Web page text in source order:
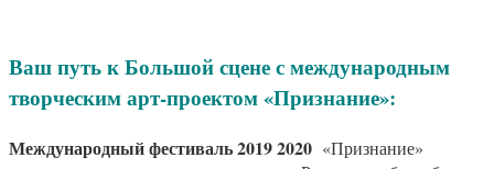
Ваш путь к Большой сцене с международным
творческим арт-проектом «Признание»:
Международный фестиваль 2019 2020 «Признание»